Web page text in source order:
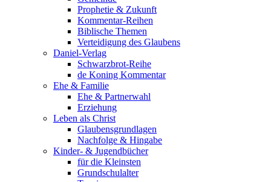
Prophetie & Zukunft
Kommentar-Reihen
Biblische Themen
Verteidigung des Glaubens
Daniel-Verlag
Schwarzbrot-Reihe
de Koning Kommentar
Ehe & Familie
Ehe & Partnerwahl
Erziehung
Leben als Christ
Glaubensgrundlagen
Nachfolge & Hingabe
Kinder- & Jugendbücher
für die Kleinsten
Grundschulalter